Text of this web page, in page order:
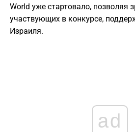
World уже стартовало, позволяя
участвующих в конкурсе,
Израиля.
ad